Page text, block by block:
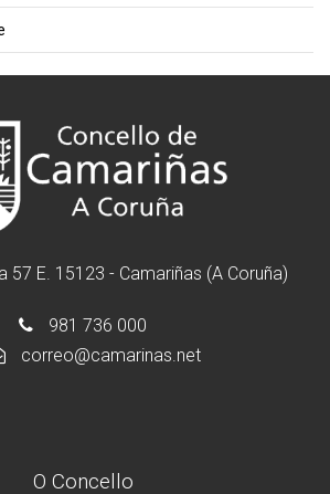
57 E. 15123 - Camariñas (A Coruña)
981 736 000
correo@camarinas.net
O Concello